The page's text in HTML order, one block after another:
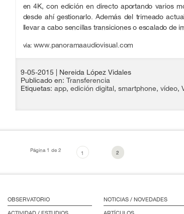
en 4K, con edición en directo aportando varios
desde ahí gestionarlo. Además del trimeado
llevar a cabo sencillas transiciones o escalado de
vía: www.panoramaaudiovisual.com
9-05-2015
| Nereida López Vidales
Publicado en: Transferencia
Etiquetas: app, edición digital, smartphone, vídeo,
Página 1 de 2 1 2
OBSERVATORIO NOTICIAS / NOVEDADES